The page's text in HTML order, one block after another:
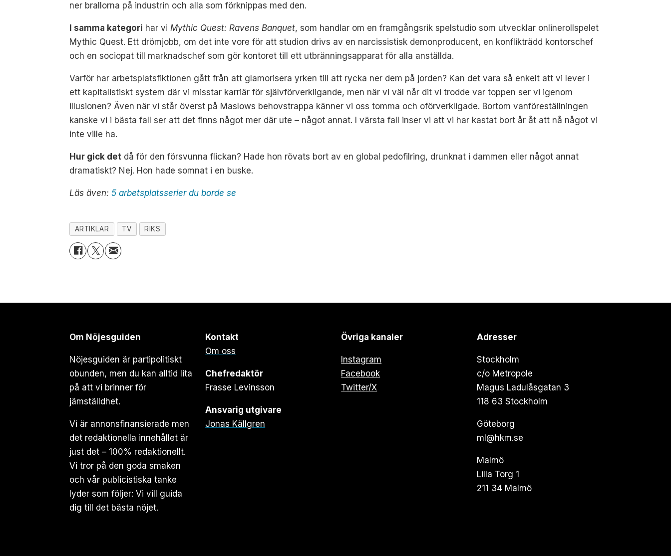
ner brallorna på industrin och alla som förknippas med den.
I samma kategori har viMythic Quest: Ravens Banquet, som handlar om en framgångsrik spelstudio som utvecklar onlinerollspelet
Mythic Quest. Ett drömjobb, om det inte vore för att studion drivs av en narcissistisk demonproducent, en konflikträdd kontorschef
och en sociopat till marknadschef som gör kontoret till ett utbränningsapparat för alla anställda.
Varför har arbetsplatsfiktionen gått från att glamorisera yrken till att rycka ner dem på jorden? Kan det vara så enkelt att vi lever i
ett kapitalistiskt system där vi misstar karriär för självförverkligande, men när vi väl når dit vi trodde var toppen ser vi igenom
illusionen? Även när vi står överst på Maslows behovstrappa känner vi oss tomma och oförverkligade. Bortom vanföreställningen
kanske vi i bästa fall ser att det finns något mer där ute – något annat. I värsta fall inser vi att vi har kastat bort år åt att nå något vi
inte ville ha.
Hur gick det då för den försvunna flickan? Hade hon rövats bort av en global pedofilring, drunknat i dammen eller något annat
dramatiskt? Nej. Hon hade somnat i en buske.
Läs även:5 arbetsplatsserier du borde se
ARTIKLAR TV RIKS
Om Nöjesguiden
Nöjesguiden är partipolitiskt
obunden, men du kan alltid lita
på att vi brinner för
jämställdhet.
Vi är annonsfinansierade men
det redaktionella innehållet är
just det – 100% redaktionellt.
Vi tror på den goda smaken
och vår publicistiska tanke
lyder som följer: Vi vill guida
dig till det bästa nöjet.
Kontakt
Om oss
Chefredaktör
Frasse Levinsson
Ansvarig utgivare
Jonas Källgren
Övriga kanaler
Instagram
Facebook
Twitter/X
Adresser
Stockholm
c/o Metropole
Magus Ladulåsgatan 3
118 63 Stockholm
Göteborg
ml@hkm.se
Malmö
Lilla Torg 1
211 34 Malmö